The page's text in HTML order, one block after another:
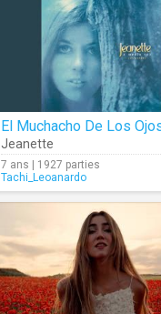
Jeanette
7 ans | 1927 parties
Tachi_Leoanardo